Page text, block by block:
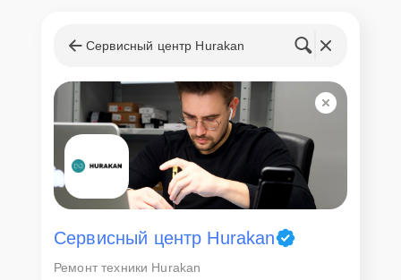
Сервисный центр Hurakan
Сервисный центр Hurakan
Ремонт техники Hurakan